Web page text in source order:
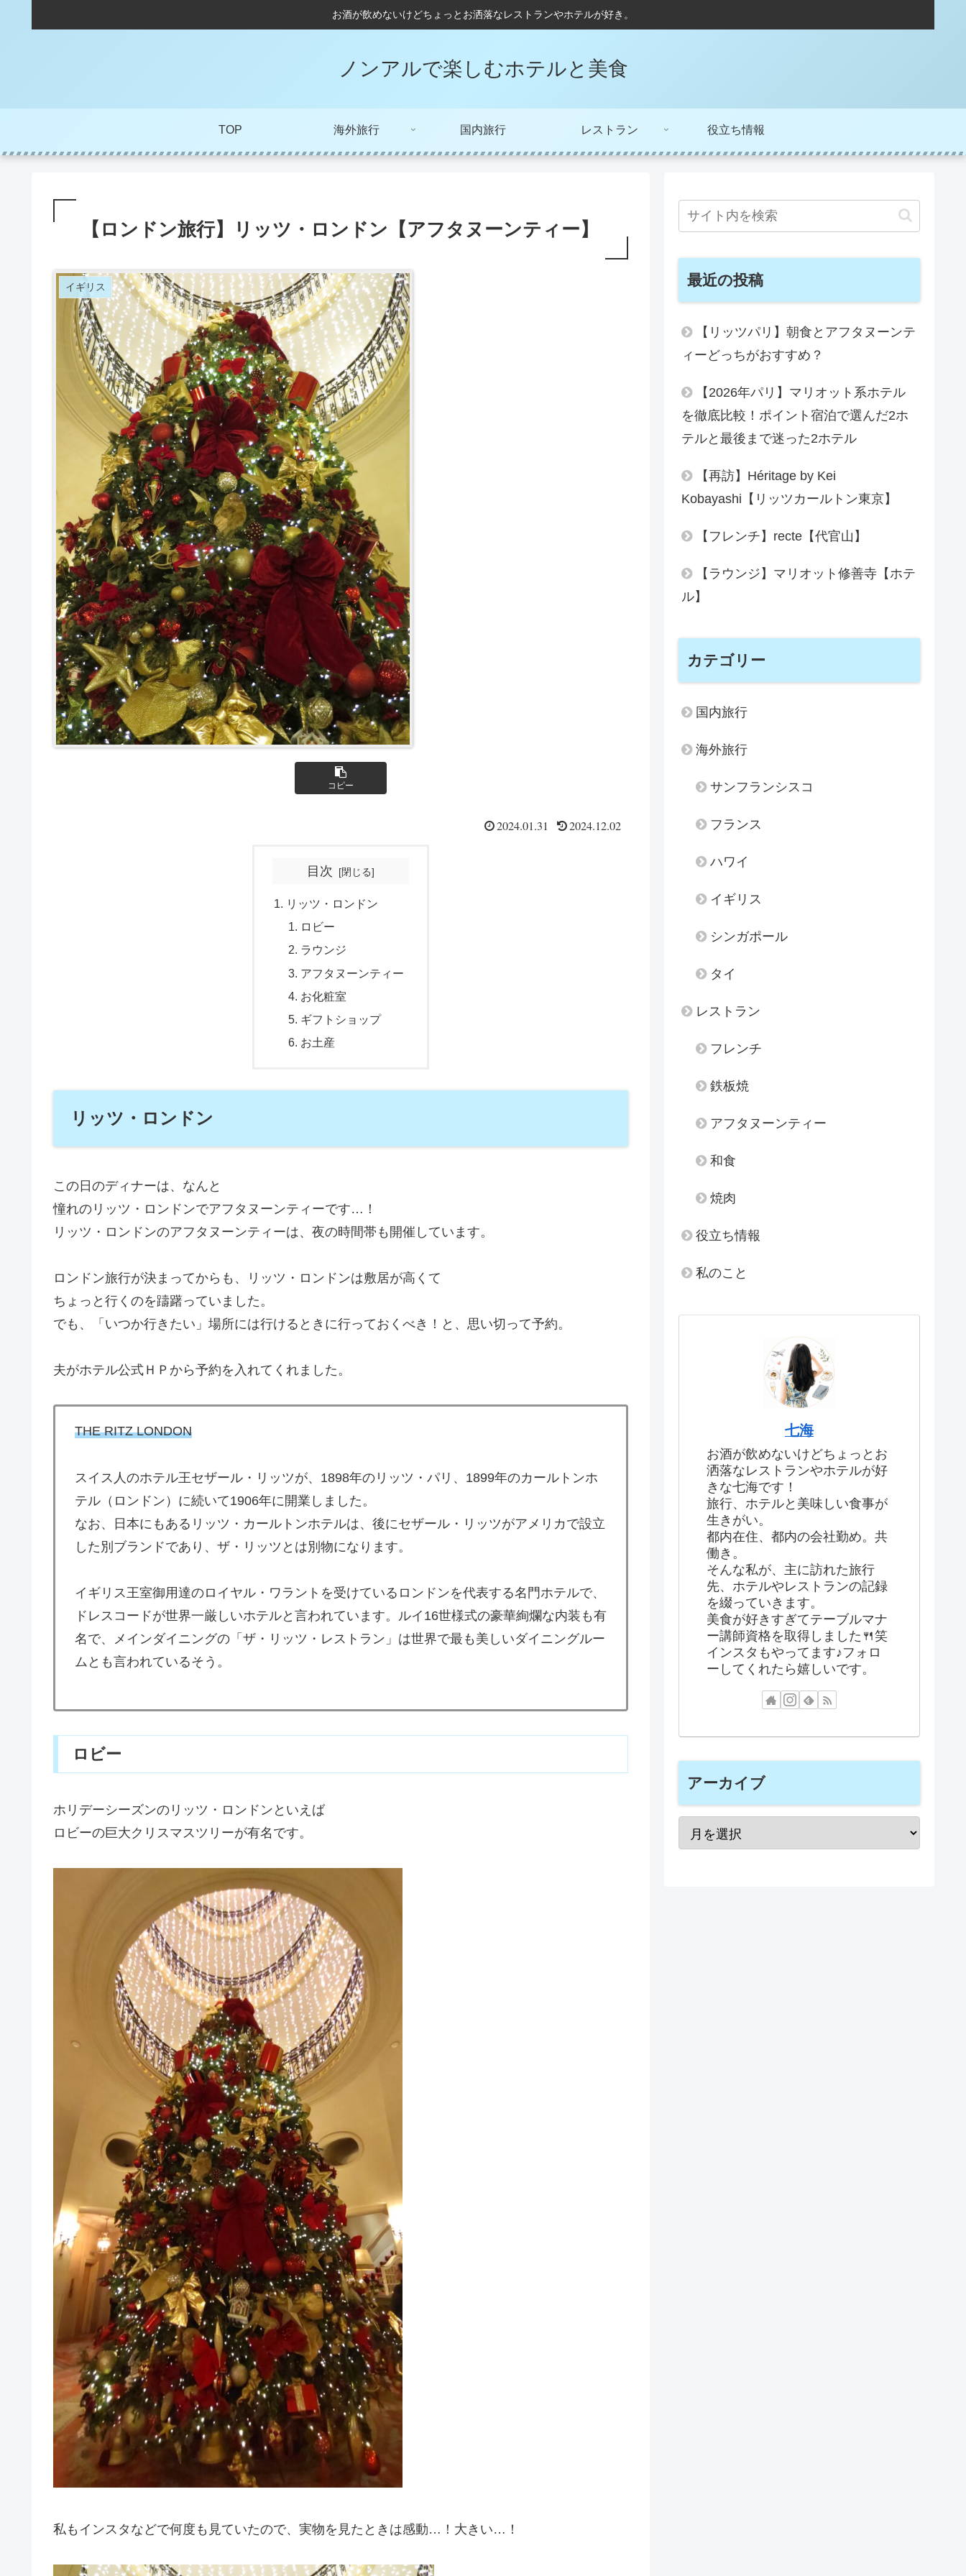
お酒が飲めないけどちょっとお洒落なレストランやホテルが好き。
ノンアルで楽しむホテルと美食
TOP 海外旅行 国内旅行 レストラン 役立ち情報
【ロンドン旅行】リッツ・ロンドン【アフタヌーンティー】
イギリス
コピー
2024.01.31 2024.12.02
目次
リッツ・ロンドン
ロビー
ラウンジ
アフタヌーンティー
お化粧室
ギフトショップ
お土産
リッツ・ロンドン
この日のディナーは、なんと
憧れのリッツ・ロンドンでアフタヌーンティーです…！
リッツ・ロンドンのアフタヌーンティーは、夜の時間帯も開催しています。
ロンドン旅行が決まってからも、リッツ・ロンドンは敷居が高くて
ちょっと行くのを躊躇っていました。
でも、「いつか行きたい」場所には行けるときに行っておくべき！と、思い切って予約。
夫がホテル公式ＨＰから予約を入れてくれました。
THE RITZ LONDON
スイス人のホテル王セザール・リッツが、1898年のリッツ・パリ、1899年のカールトンホ
テル（ロンドン）に続いて1906年に開業しました。
なお、日本にもあるリッツ・カールトンホテルは、後にセザール・リッツがアメリカで設立
した別ブランドであり、ザ・リッツとは別物になります。
イギリス王室御用達のロイヤル・ワラントを受けているロンドンを代表する名門ホテルで、
ドレスコードが世界一厳しいホテルと言われています。ルイ16世様式の豪華絢爛な内装も有
名で、メインダイニングの「ザ・リッツ・レストラン」は世界で最も美しいダイニングルー
ムとも言われているそう。
ロビー
ホリデーシーズンのリッツ・ロンドンといえば
ロビーの巨大クリスマスツリーが有名です。
私もインスタなどで何度も見ていたので、実物を見たときは感動…！大きい…！
最近の投稿
【リッツパリ】朝食とアフタヌーンテ
ィーどっちがおすすめ？
【2026年パリ】マリオット系ホテル
を徹底比較！ポイント宿泊で選んだ2ホ
テルと最後まで迷った2ホテル
【再訪】Héritage by Kei
Kobayashi【リッツカールトン東京】
【フレンチ】recte【代官山】
【ラウンジ】マリオット修善寺【ホテ
ル】
カテゴリー
国内旅行
海外旅行
サンフランシスコ
フランス
ハワイ
イギリス
シンガポール
タイ
レストラン
フレンチ
鉄板焼
アフタヌーンティー
和食
焼肉
役立ち情報
私のこと
七海
お酒が飲めないけどちょっとお
洒落なレストランやホテルが好
きな七海です！
旅行、ホテルと美味しい食事が
生きがい。
都内在住、都内の会社勤め。共
働き。
そんな私が、主に訪れた旅行
先、ホテルやレストランの記録
を綴っていきます。
美食が好きすぎてテーブルマナ
ー講師資格を取得しました🍴笑
インスタもやってます♪フォロ
ーしてくれたら嬉しいです。
アーカイブ